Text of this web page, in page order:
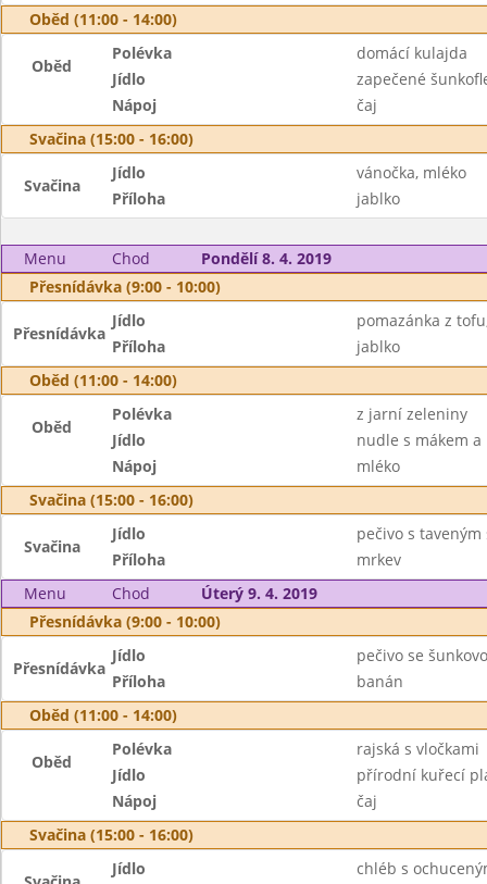
Oběd (11:00 - 14:00)
Oběd
Polévka
domácí kulajda
Jídlo
zapečené
Nápoj
čaj
Svačina (15:00 - 16:00)
Svačina
Jídlo
vánočka, mléko
Příloha
jablko
Menu Chod
Pondělí 8. 4. 2019
Přesnídávka (9:00 - 10:00)
Přesnídávka
Jídlo
pomazánka z
Příloha
jablko
Oběd (11:00 - 14:00)
Oběd
Polévka
z jarní zeleniny
Jídlo
nudle s mákem a
Nápoj
mléko
Svačina (15:00 - 16:00)
Svačina
Jídlo
pečivo s taveným
Příloha
mrkev
Menu
Chod
Úterý 9. 4. 2019
Přesnídávka (9:00 - 10:00)
Přesnídávka
Jídlo
pečivo se
Příloha
banán
Oběd (11:00 - 14:00)
Oběd
Polévka
rajská s vločkami
Jídlo
přírodní kuřecí
Nápoj
čaj
Svačina (15:00 - 16:00)
Jídlo
chléb s